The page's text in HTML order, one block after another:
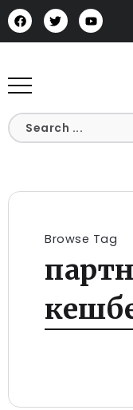
Browse Tag